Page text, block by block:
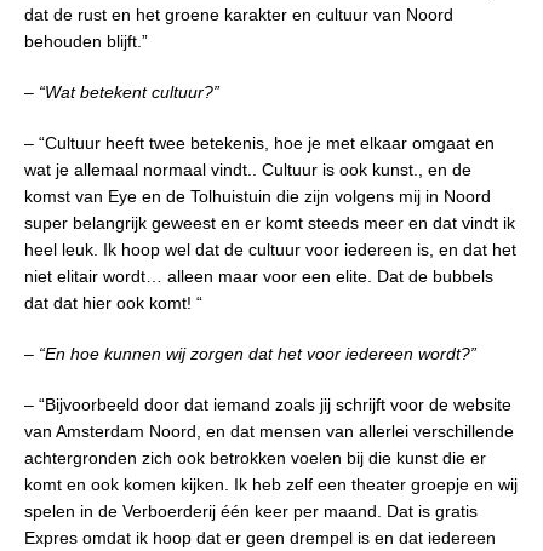
dat de rust en het groene karakter en cultuur van Noord
behouden blijft.”
– “Wat betekent cultuur?”
– “Cultuur heeft twee betekenis, hoe je met elkaar omgaat en
wat je allemaal normaal vindt.. Cultuur is ook kunst., en de
komst van Eye en de Tolhuistuin die zijn volgens mij in Noord
super belangrijk geweest en er komt steeds meer en dat vindt ik
heel leuk. Ik hoop wel dat de cultuur voor iedereen is, en dat het
niet elitair wordt… alleen maar voor een elite. Dat de bubbels
dat dat hier ook komt! “
– “En hoe kunnen wij zorgen dat het voor iedereen wordt?”
– “Bijvoorbeeld door dat iemand zoals jij schrijft voor de website
van Amsterdam Noord, en dat mensen van allerlei verschillende
achtergronden zich ook betrokken voelen bij die kunst die er
komt en ook komen kijken. Ik heb zelf een theater groepje en wij
spelen in de Verboerderij één keer per maand. Dat is gratis
Expres omdat ik hoop dat er geen drempel is en dat iedereen